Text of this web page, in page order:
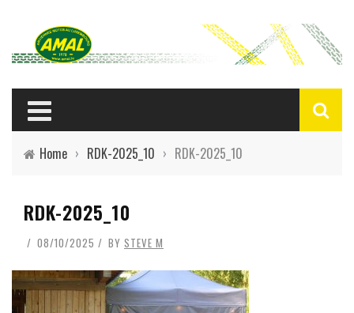
Home › RDK-2025_10 › RDK-2025_10
RDK-2025_10
08/10/2025 BY STEVE M